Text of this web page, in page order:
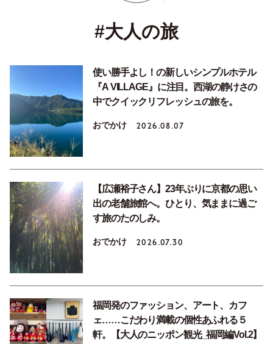
#大人の旅
使い勝手よし！の新しいシンプルホテル
『A VILLAGE』に注目。西湖の静けさの
中でクイックリフレッシュの旅を。
おでかけ 2026.08.07
【広瀬裕子さん】23年ぶりに京都の思い
出の老舗旅館へ。ひとり、気ままに過ご
す旅のたのしみ。
おでかけ 2026.07.30
福岡発のファッション、アート、カフ
ェ……こだわり満載の個性あふれる５
軒。【大人のニッポン観光_福岡編Vol.2】